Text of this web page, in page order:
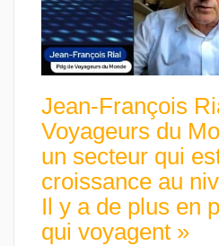
Jean-François
Voyageurs du
un secteur qui
croissance au
Il y a de plus en
qui voyagent »